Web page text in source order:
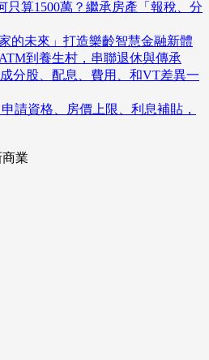
只算1500萬？繼承房產「報稅、分
的未來」打造樂齡智慧金融新體
到養生村，串聯退休與傳承
分股、配息、費用、和VT差異一
請資格、房價上限、利息補貼，
業